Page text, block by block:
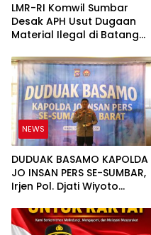
LMR-RI Komwil Sumbar
Desak APH Usut Dugaan
Material Ilegal di Batang
PT UHA Diminta Diselidiki
Tuntas
NEWS
DUDUAK BASAMO KAPOLDA
JO INSAN PERS SE-SUMBAR,
Irjen Pol. Djati Wiyoto
Ruang bagi Pelanggar
Hukum di Internal Polri